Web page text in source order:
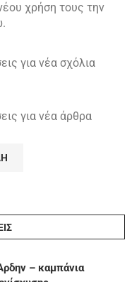
χρήση τους την
για νέα σχόλια
για νέα άρθρα
– καμπάνια